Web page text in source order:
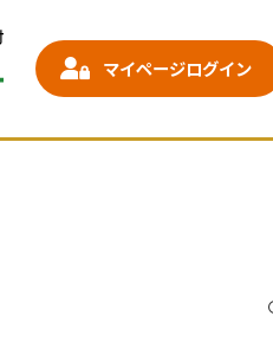
マイページログイン